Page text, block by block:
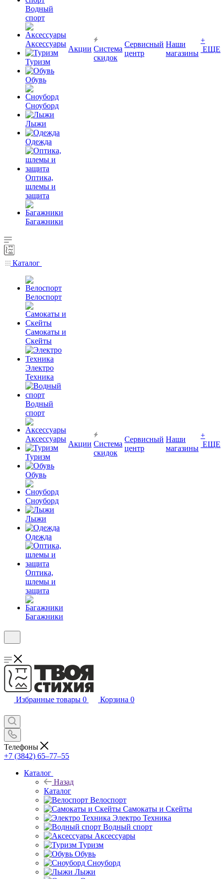
Водный
спорт
Аксессуары
Туризм
Обувь
Сноуборд
Лыжи
Одежда
Оптика,
шлемы и
защита
Багажники
Акции Система
скидок
Сервисный
центр
Наши
магазины
+
ЕЩЕ
Каталог
Велоспорт
Самокаты и
Скейты
Электро
Техника
Водный
спорт
Аксессуары
Туризм
Обувь
Сноуборд
Лыжи
Одежда
Оптика,
шлемы и
защита
Багажники
Акции Система
скидок
Сервисный
центр
Наши
магазины
+
ЕЩЕ
Избранные товары 0 Корзина 0
Телефоны
+7 (3842) 65–77–55
Каталог
Назад
Каталог
Велоспорт
Самокаты и Скейты
Электро Техника
Водный спорт
Аксессуары
Туризм
Обувь
Сноуборд
Лыжи